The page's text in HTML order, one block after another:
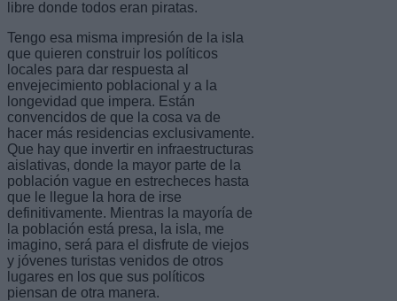
libre donde todos eran piratas.
Tengo esa misma impresión de la isla
que quieren construir los políticos
locales para dar respuesta al
envejecimiento poblacional y a la
longevidad que impera. Están
convencidos de que la cosa va de
hacer más residencias exclusivamente.
Que hay que invertir en infraestructuras
aislativas, donde la mayor parte de la
población vague en estrecheces hasta
que le llegue la hora de irse
definitivamente. Mientras la mayoría de
la población está presa, la isla, me
imagino, será para el disfrute de viejos
y jóvenes turistas venidos de otros
lugares en los que sus políticos
piensan de otra manera.